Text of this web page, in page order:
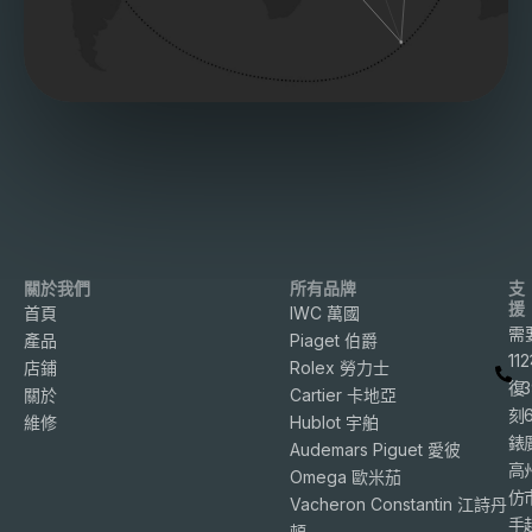
關於我們
首頁
產品
店鋪
關於
維修
所有品牌
IWC 萬國
Piaget 伯爵
Rolex 勞力士
Cartier 卡地亞
Hublot 宇舶
Audemars Piguet 愛彼
Omega 歐米茄
Vacheron Constantin 江詩丹
支
援
需
復
刻
錶
高
仿
手